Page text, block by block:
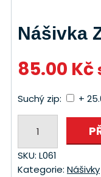
Nášivka
85.00 Kč
Suchý zip:
+
ZNAK
TECHNIK
množství
SKU: L061
Kategorie: Nášivky